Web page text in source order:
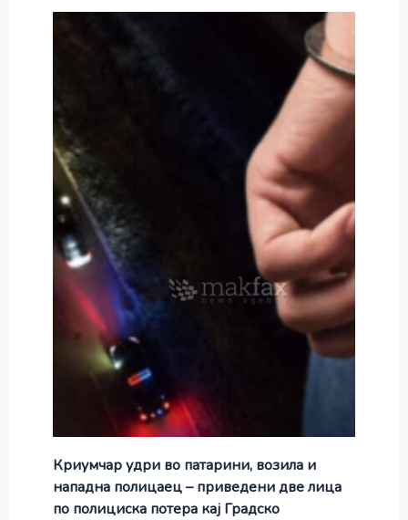
Криумчар удри во патарини, возила и
нападна полицаец – приведени две лица
по полициска потера кај Градско